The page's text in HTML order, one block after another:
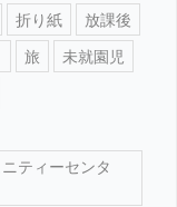
折り紙
放課後
旅
未就園児
ティーセンタ